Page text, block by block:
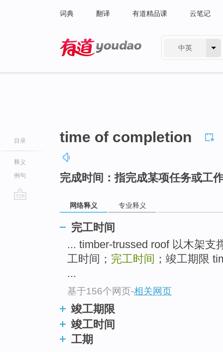
词典 翻译 有道精品课 云笔记
中英
目录
释义
例句
time of completion
完成时间：指完成某项任务或工
网络释义 专业释义
完工时间
... timber-trussed roof 以木架支
工时间； 完工时间 ；竣工期限
...
基于156个网页-相关网页
竣工期限
竣工时间
工期